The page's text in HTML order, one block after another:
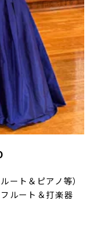
ト＆ピアノ等）
ート＆打楽器